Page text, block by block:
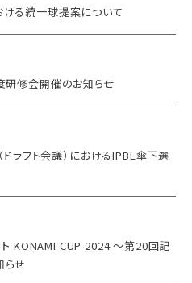
ける統一球提案について
修会開催のお知らせ
ラフト会議）におけるIPBL傘下選
ト KONAMI CUP 2024 ～第20回記
らせ